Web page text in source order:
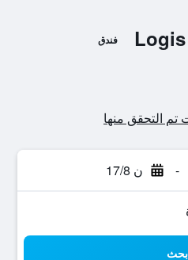
فندق
- ن 17/8
بحث